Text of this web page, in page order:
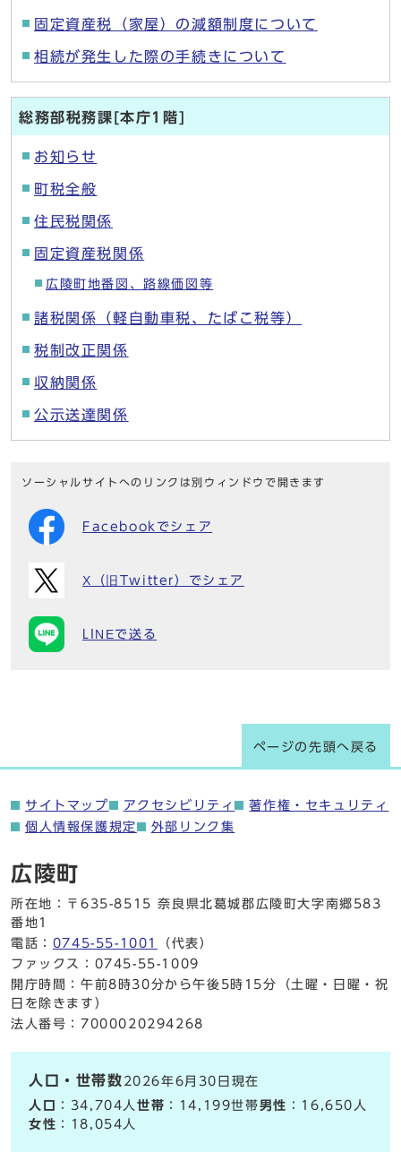
固定資産税（家屋）の減額制度について
相続が発生した際の手続きについて
総務部税務課[本庁1階]
お知らせ
町税全般
住民税関係
固定資産税関係
広陵町地番図、路線価図等
諸税関係（軽自動車税、たばこ税等）
税制改正関係
収納関係
公示送達関係
ソーシャルサイトへのリンクは別ウィンドウで開きます
Facebookでシェア
X（旧Twitter）でシェア
LINEで送る
ページの先頭へ戻る
サイトマップ アクセシビリティ
著作権・セキュリティ
個人情報保護規定
外部リンク集
広陵町
所在地：〒635-8515 奈良県北葛城郡広陵町大字南郷583
番地1
電話： 0745-55-1001
（代表）
ファックス：0745-55-1009
開庁時間：午前8時30分から午後5時15分（土曜・日曜・祝
日を除きます）
法人番号：7000020294268
人口・世帯数 2026年6月30日現在
人口
：34,704人世帯 ：14,199世帯男性 ：16,650人
女性 ：18,054人